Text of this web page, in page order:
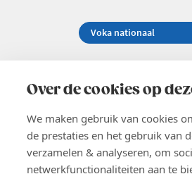
Over de cookies op
We maken gebruik van cookies
de prestaties en het gebruik van
verzamelen & analyseren, om
netwerkfunctionaliteiten aan te
02 229 81 11